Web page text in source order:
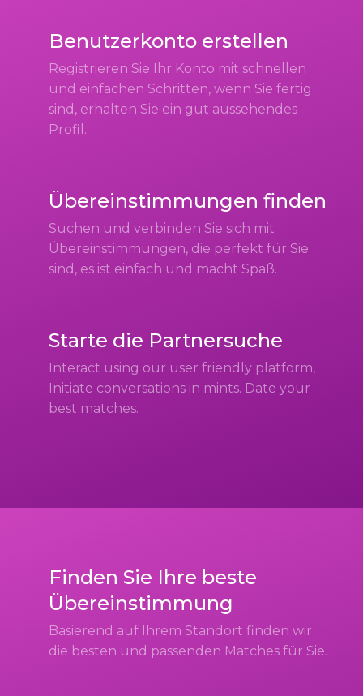
Benutzerkonto erstellen
Registrieren Sie Ihr Konto mit schnellen
und einfachen Schritten, wenn Sie fertig
sind, erhalten Sie ein gut aussehendes
Profil.
Übereinstimmungen finden
Suchen und verbinden Sie sich mit
Übereinstimmungen, die perfekt für Sie
sind, es ist einfach und macht Spaß.
Starte die Partnersuche
Interact using our user friendly platform,
Initiate conversations in mints. Date your
best matches.
Finden Sie Ihre beste
Übereinstimmung
Basierend auf Ihrem Standort finden wir
die besten und passenden Matches für Sie.